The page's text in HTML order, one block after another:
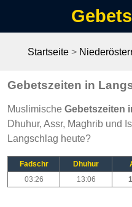
Startseite >
Gebetszeiten in
Muslimische Gebetszeiten
Dhuhur, Assr, Maghrib und
Langschlag heute?
Fadschr Dhuhur
03:26
13:06